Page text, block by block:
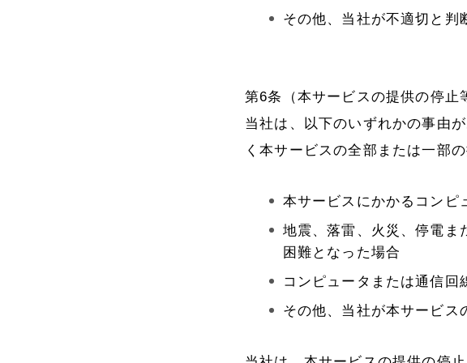
その他、当社が不適切と判
第6条（本サービスの提供の停止
当社は、以下のいずれかの事由
く本サービスの全部または一部
本サービスにかかるコンピ
地震、落雷、火災、停電ま
困難となった場合
コンピュータまたは通信回
その他、当社が本サービス